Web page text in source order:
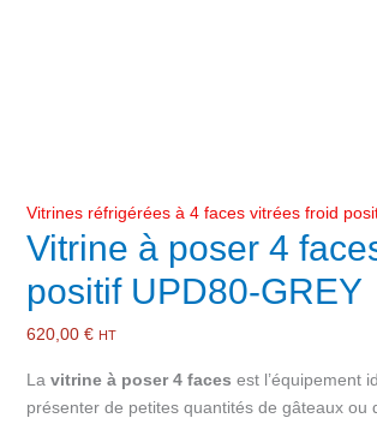
Vitrines réfrigérées à 4 faces vitrées froid
Vitrine à poser 4
positif UPD80-GREY
620,00 € HT
La vitrine à poser 4 faces est l’équipement
présenter de petites quantités de gâteaux ou